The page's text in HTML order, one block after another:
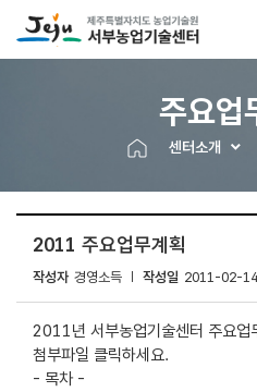
주요업
센터소개
2011 주요업무계획
작성자 경영소득 작성일 2011-02-
2011년 서부농업기술센터 주요업
첨부파일 클릭하세요.
- 목차 -